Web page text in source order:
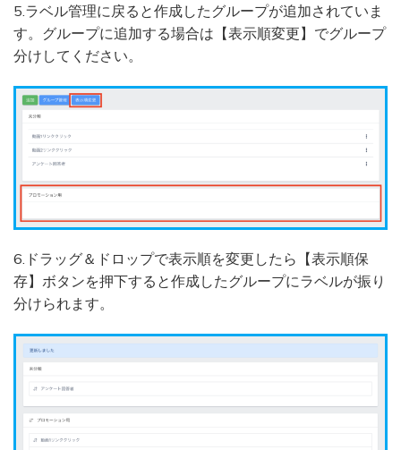
5.ラベル管理に戻ると作成したグループが追加されていま
す。グループに追加する場合は【表示順変更】でグループ
分けしてください。
6.ドラッグ＆ドロップで表示順を変更したら【表示順保
存】ボタンを押下すると作成したグループにラベルが振り
分けられます。